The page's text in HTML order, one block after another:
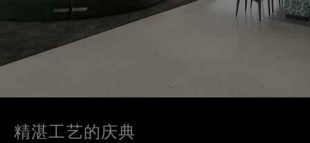
精湛工艺的庆典